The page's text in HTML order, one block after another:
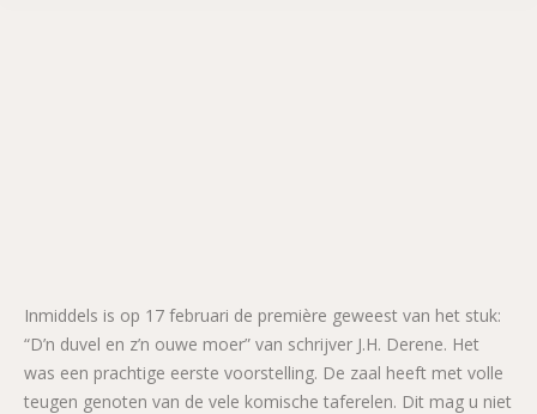
Inmiddels is op 17 februari de première geweest van het stuk:
“D’n duvel en z’n ouwe moer” van schrijver J.H. Derene. Het
was een prachtige eerste voorstelling. De zaal heeft met volle
teugen genoten van de vele komische taferelen. Dit mag u niet